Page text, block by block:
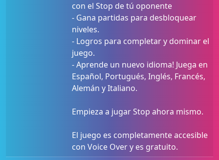
con el Stop de tú oponente
- Gana partidas para desbloquear
niveles.
- Logros para completar y dominar el
juego.
- Aprende un nuevo idioma! Juega en
Español, Portugués, Inglés, Francés,
Alemán y Italiano.
Empieza a jugar Stop ahora mismo.
El juego es completamente accesible
con Voice Over y es gratuito.